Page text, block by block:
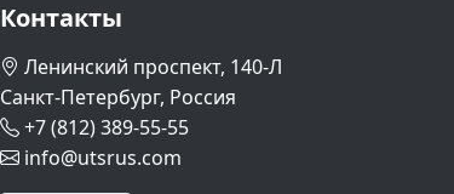
Контакты
Ленинский проспект, 140-Л
Санкт-Петербург, Россия
+7 (812) 389-55-55
info@utsrus.com